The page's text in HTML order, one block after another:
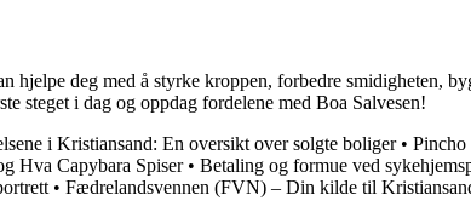
hjelpe deg med å styrke kroppen, forbedre smidigheten,
steget i dag og oppdag fordelene med Boa Salvesen!
i Kristiansand: En oversikt over solgte boliger• Pincho
Hva Capybara Spiser• Betaling og formue ved
• Fædrelandsvennen (FVN) – Din kilde til